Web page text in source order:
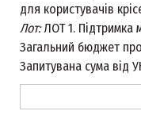
для користувачів
Лот:ЛОТ 1. Підтримка
Загальний бюджет
Запитувана сума від